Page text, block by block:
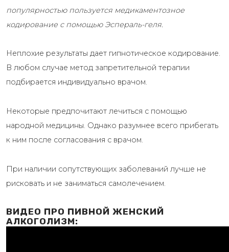
популярностью пользуется медикаментозное
кодирование с помощью Эспераль-геля.
Неплохие результаты дает гипнотическое кодирование.
В любом случае метод запретительной терапии
подбирается индивидуально врачом.
Некоторые предпочитают лечиться с помощью
народной медицины. Однако разумнее всего прибегать
к ним после согласования с врачом.
При наличии сопутствующих заболеваний лучше не
рисковать и не заниматься самолечением.
ВИДЕО ПРО ПИВНОЙ ЖЕНСКИЙ
АЛКОГОЛИЗМ: